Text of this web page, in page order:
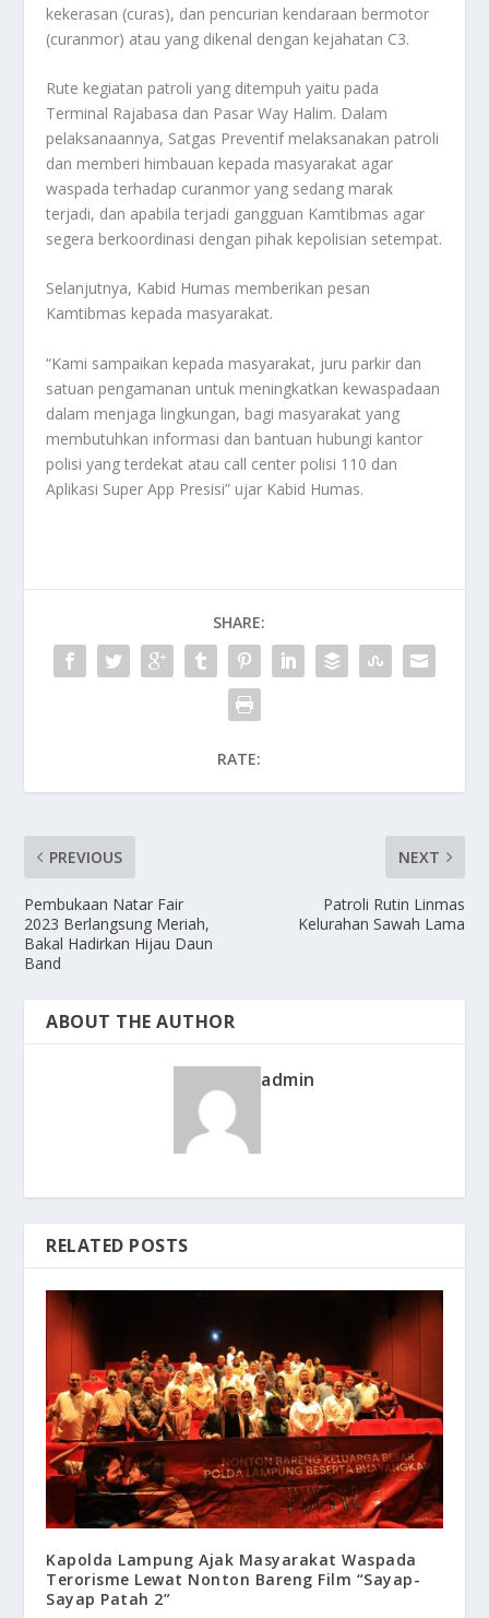
kekerasan (curas), dan pencurian kendaraan bermotor
(curanmor) atau yang dikenal dengan kejahatan C3.
Rute kegiatan patroli yang ditempuh yaitu pada
Terminal Rajabasa dan Pasar Way Halim. Dalam
pelaksanaannya, Satgas Preventif melaksanakan patroli
dan memberi himbauan kepada masyarakat agar
waspada terhadap curanmor yang sedang marak
terjadi, dan apabila terjadi gangguan Kamtibmas agar
segera berkoordinasi dengan pihak kepolisian setempat.
Selanjutnya, Kabid Humas memberikan pesan
Kamtibmas kepada masyarakat.
“Kami sampaikan kepada masyarakat, juru parkir dan
satuan pengamanan untuk meningkatkan kewaspadaan
dalam menjaga lingkungan, bagi masyarakat yang
membutuhkan informasi dan bantuan hubungi kantor
polisi yang terdekat atau call center polisi 110 dan
Aplikasi Super App Presisi” ujar Kabid Humas.
SHARE:
RATE:
PREVIOUS
Pembukaan Natar Fair
2023 Berlangsung Meriah,
Bakal Hadirkan Hijau Daun
Band
NEXT
Patroli Rutin Linmas
Kelurahan Sawah Lama
ABOUT THE AUTHOR
admin
RELATED POSTS
Kapolda Lampung Ajak Masyarakat Waspada
Terorisme Lewat Nonton Bareng Film “Sayap-
Sayap Patah 2”